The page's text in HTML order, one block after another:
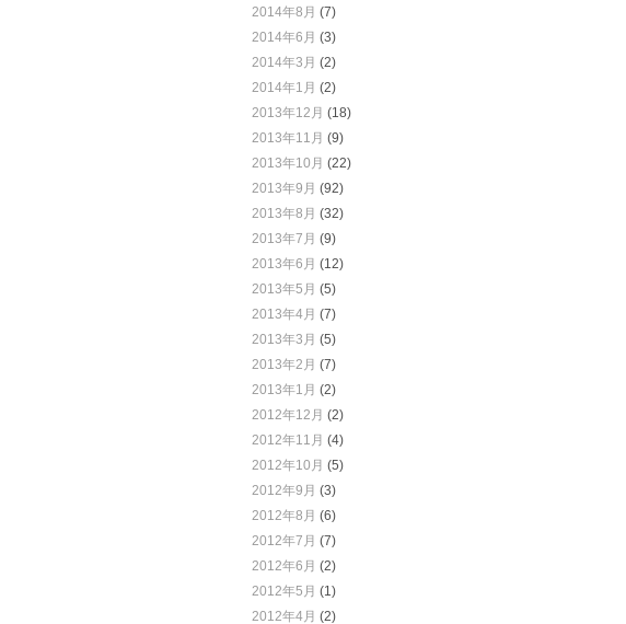
2014年8月 (7)
2014年6月 (3)
2014年3月 (2)
2014年1月 (2)
2013年12月 (18)
2013年11月 (9)
2013年10月 (22)
2013年9月 (92)
2013年8月 (32)
2013年7月 (9)
2013年6月 (12)
2013年5月 (5)
2013年4月 (7)
2013年3月 (5)
2013年2月 (7)
2013年1月 (2)
2012年12月 (2)
2012年11月 (4)
2012年10月 (5)
2012年9月 (3)
2012年8月 (6)
2012年7月 (7)
2012年6月 (2)
2012年5月 (1)
2012年4月 (2)